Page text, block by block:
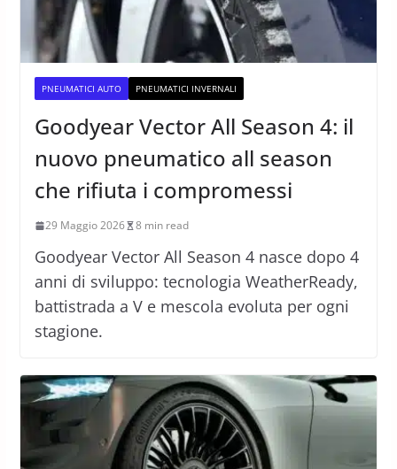
PNEUMATICI AUTO PNEUMATICI INVERNALI
Goodyear Vector All Season 4: il
nuovo pneumatico all season
che rifiuta i compromessi
29 Maggio 2026 8 min read
Goodyear Vector All Season 4 nasce dopo 4
anni di sviluppo: tecnologia WeatherReady,
battistrada a V e mescola evoluta per ogni
stagione.